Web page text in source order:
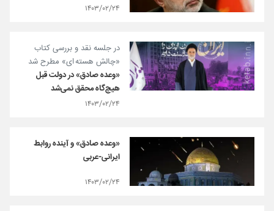
۱۴۰۳/۰۲/۲۴
در جلسه نقد و بررسی کتاب
«چالش هسته ای» مطرح شد
«وعده صادق» در دولت قبل
هیچ‌گاه محقق نمی‌شد
۱۴۰۳/۰۲/۲۴
«وعده صادق» و آینده روابط
ایرانی-عربی
۱۴۰۳/۰۲/۲۴